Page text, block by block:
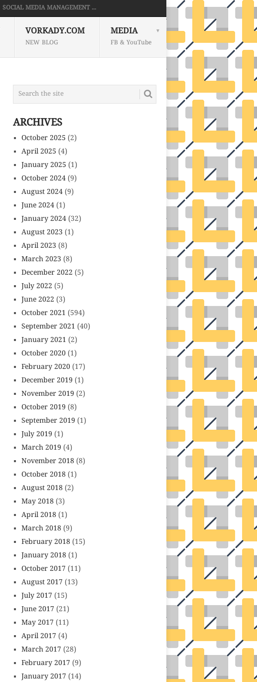
SOCIAL MEDIA MANAGEMENT ...
VORKADY.COM
NEW BLOG
MEDIA
FB & YouTube
ARCHIVES
October 2025 (2)
April 2025 (4)
January 2025 (1)
October 2024 (9)
August 2024 (9)
June 2024 (1)
January 2024 (32)
August 2023 (1)
April 2023 (8)
March 2023 (8)
December 2022 (5)
July 2022 (5)
June 2022 (3)
October 2021 (594)
September 2021 (40)
January 2021 (2)
October 2020 (1)
February 2020 (17)
December 2019 (1)
November 2019 (2)
October 2019 (8)
September 2019 (1)
July 2019 (1)
March 2019 (4)
November 2018 (8)
October 2018 (1)
August 2018 (2)
May 2018 (3)
April 2018 (1)
March 2018 (9)
February 2018 (15)
January 2018 (1)
October 2017 (11)
August 2017 (13)
July 2017 (15)
June 2017 (21)
May 2017 (11)
April 2017 (4)
March 2017 (28)
February 2017 (9)
January 2017 (14)